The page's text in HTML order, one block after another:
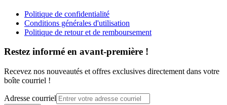
Politique de confidentialité
Conditions générales d'utilisation
Politique de retour et de remboursement
Restez informé en avant-première !
Recevez nos nouveautés et offres exclusives directement dans votre
boîte courriel !
Adresse courriel